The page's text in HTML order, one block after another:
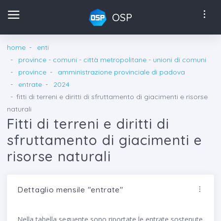
OSP
home
enti
province - comuni - città metropolitane - unioni di comuni
province
amministrazione provinciale di padova
entrate
2024
fitti di terreni e diritti di sfruttamento di giacimenti e risorse
naturali
Fitti di terreni e diritti di
sfruttamento di giacimenti e
risorse naturali
Dettaglio mensile "entrate"